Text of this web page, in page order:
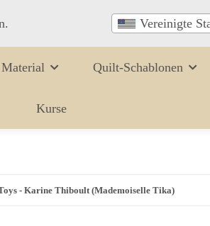
Vereinigte
Material Quilt-Schablonen
Kurse
- Karine Thiboult (Mademoiselle Tika)